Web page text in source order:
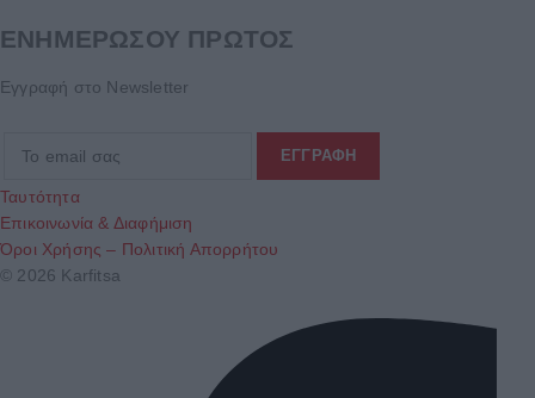
ΕΝΗΜΕΡΩΣΟΥ ΠΡΩΤΟΣ
Εγγραφή στο Newsletter
Ταυτότητα
Επικοινωνία & Διαφήμιση
Όροι Χρήσης – Πολιτική Απορρήτου
© 2026 Karfitsa